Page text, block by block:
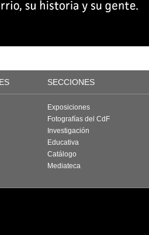
SECCIONES
Exposiciones
Fotografías del CdF
Investigación
Educativa
Catálogo
Mediateca